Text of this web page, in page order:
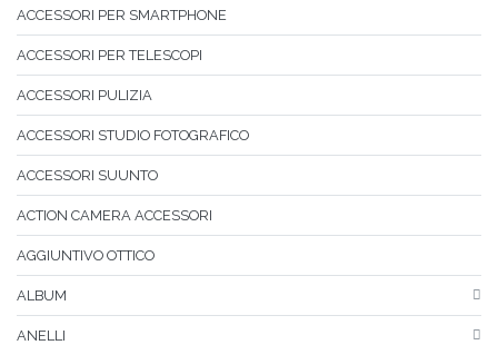
ACCESSORI PER SMARTPHONE
ACCESSORI PER TELESCOPI
ACCESSORI PULIZIA
ACCESSORI STUDIO FOTOGRAFICO
ACCESSORI SUUNTO
ACTION CAMERA ACCESSORI
AGGIUNTIVO OTTICO
ALBUM
ANELLI